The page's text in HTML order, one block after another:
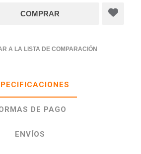
A LA LISTA DE COMPARACIÓN
DE PAGO
ENVÍOS